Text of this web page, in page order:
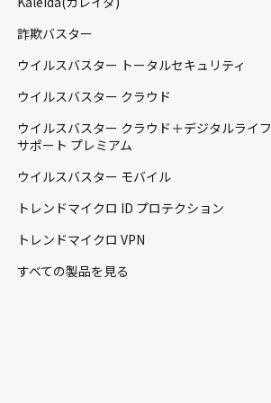
詐欺バスター
ウイルスバスター トータルセキュリティ
ウイルスバスター クラウド
ウイルスバスター クラウド＋デジタルライフ
サポート プレミアム
ウイルスバスター モバイル
トレンドマイクロ ID プロテクション
トレンドマイクロ VPN
すべての製品を見る